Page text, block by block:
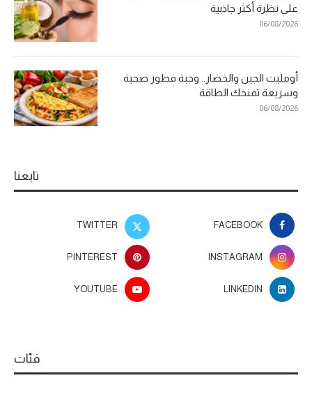
على نظرة أكثر جاذبية
06/08/2026
أومليت الجبن والخضار.. وجبة فطور صحية
وسريعة تمنحك الطاقة
06/08/2026
تابعنا
FACEBOOK
TWITTER
INSTAGRAM
PINTEREST
LINKEDIN
YOUTUBE
فئات